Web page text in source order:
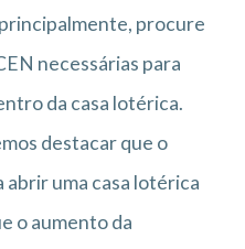
procure
necessárias para
da casa lotérica.
destacar que o
uma casa lotérica
o aumento da